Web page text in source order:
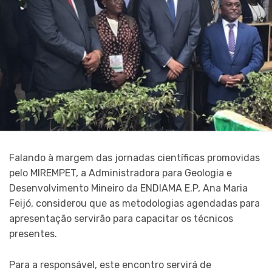
Falando à margem das jornadas científicas promovidas
pelo MIREMPET, a Administradora para Geologia e
Desenvolvimento Mineiro da ENDIAMA E.P, Ana Maria
Feijó, considerou que as metodologias agendadas para
apresentação servirão para capacitar os técnicos
presentes.
Para a responsável, este encontro servirá de